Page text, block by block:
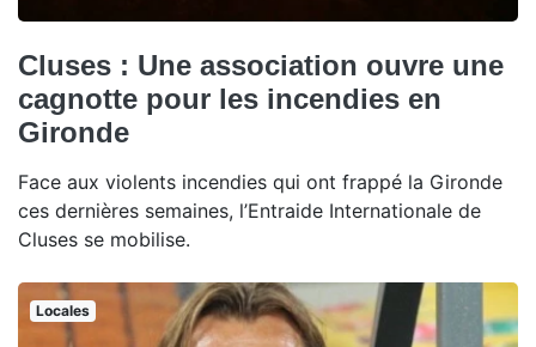
Cluses : Une association ouvre une
cagnotte pour les incendies en
Gironde
Face aux violents incendies qui ont frappé la Gironde
ces dernières semaines, l’Entraide Internationale de
Cluses se mobilise.
Locales